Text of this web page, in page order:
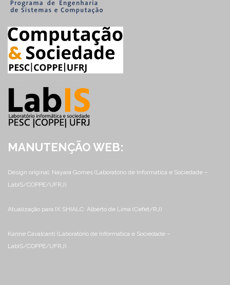
MANUTENÇÃO WEB:
Design original: Nayara Gomes (Laboratório de Informática e Sociedade –
LabIS/COPPE/UFRJ)
Atualização para IX SHIALC: Alberto de Lima (Cefet/RJ)
Karine Cavalcanti (Laboratório de Informática e Sociedade –
LabIS/COPPE/UFRJ)